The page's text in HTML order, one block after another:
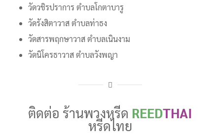
วัดวชิรปราการ ตำบลโกตาบารู
วัดรังสิตาวาส ตำบลท่าธง
วัดสารพฤกษาวาส ตำบลเนินงาม
วัดนิโครธาวาส ตำบลวังพญา
ติดต่อ ร้านพวงหรีด REEDTHAI
หรีดไทย